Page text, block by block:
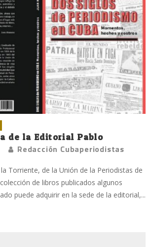
de la Editorial Pablo
Redacción Cubaperiodistas
Torriente, de la Unión de la Periodistas de
de libros publicados algunos
puede adquirir en la sede de la editorial,...